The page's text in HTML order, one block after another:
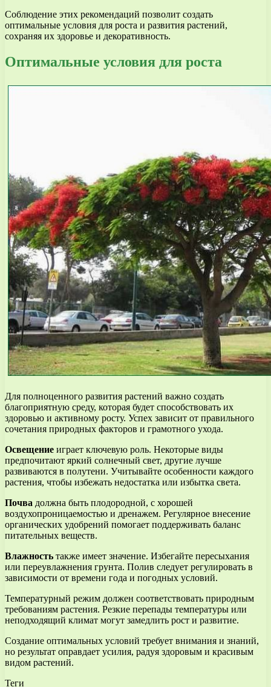
Соблюдение этих рекомендаций позволит создать
оптимальные условия для роста и развития растений,
сохраняя их здоровье и декоративность.
Оптимальные условия для роста
Для полноценного развития растений важно создать
благоприятную среду, которая будет способствовать их
здоровью и активному росту. Успех зависит от правильного
сочетания природных факторов и грамотного ухода.
Освещение играет ключевую роль. Некоторые виды
предпочитают яркий солнечный свет, другие лучше
развиваются в полутени. Учитывайте особенности каждого
растения, чтобы избежать недостатка или избытка света.
Почва должна быть плодородной, с хорошей
воздухопроницаемостью и дренажем. Регулярное внесение
органических удобрений помогает поддерживать баланс
питательных веществ.
Влажность также имеет значение. Избегайте пересыхания
или переувлажнения грунта. Полив следует регулировать в
зависимости от времени года и погодных условий.
Температурный режим должен соответствовать природным
требованиям растения. Резкие перепады температуры или
неподходящий климат могут замедлить рост и развитие.
Создание оптимальных условий требует внимания и знаний,
но результат оправдает усилия, радуя здоровым и красивым
видом растений.
Теги